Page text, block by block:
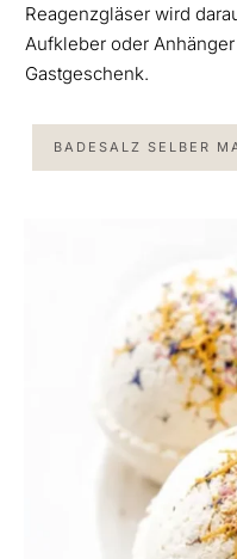
Reagenzgläser wird
Aufkleber oder
Gastgeschenk.
BADESALZ SELBER